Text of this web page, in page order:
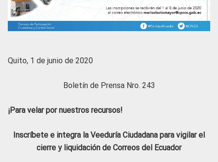
Quito, 1 de junio de 2020
Boletín de Prensa Nro. 243
¡Para velar por nuestros recursos!
Inscríbete e integra la Veeduría Ciudadana para vigilar el
cierre y liquidación de Correos del Ecuador